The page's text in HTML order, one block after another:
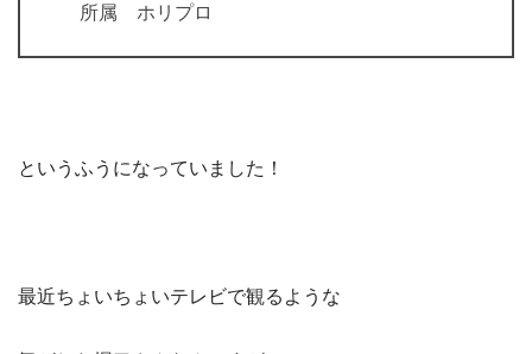
所属 ホリプロ
というふうになっていました！
最近ちょいちょいテレビで観るような